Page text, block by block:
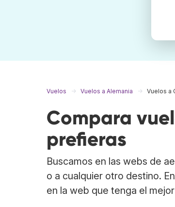
Vuelos Vuelos a Alemania Vuelos a
Compara
prefieras
Buscamos en las webs de
o a cualquier otro destino.
en la web que tenga el